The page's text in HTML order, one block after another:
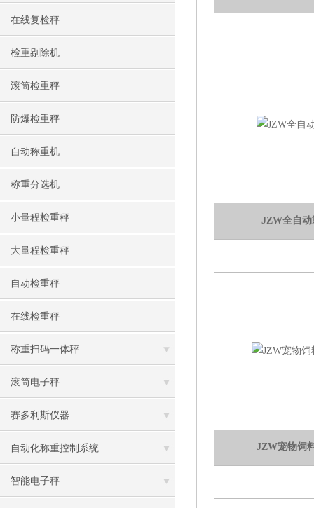
在线复检秤
检重剔除机
滚筒检重秤
防爆检重秤
自动称重机
称重分选机
小量程检重秤
大量程检重秤
自动检重秤
在线检重秤
称重扫码一体秤
滚筒电子秤
赛多利斯仪器
自动化称重控制系统
智能电子秤
JZW全自动
JZW宠物饲